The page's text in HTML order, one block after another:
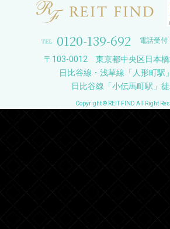
0120-139-692 電話受付
〒103-0012 東京都中央区日本橋
日比谷線・浅草線「人形町駅
日比谷線「小伝馬町駅」
Copyright © REIT FIND All Right